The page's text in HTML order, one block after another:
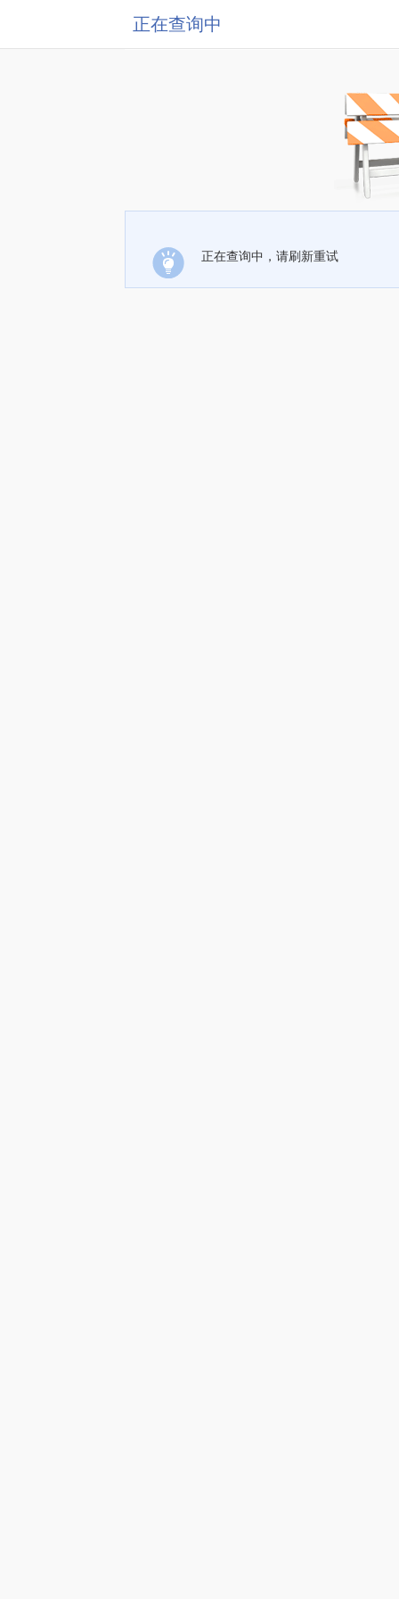
正在查询中
正在查询中，请刷新重试